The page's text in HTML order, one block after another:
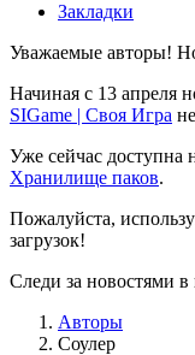
Закладки
Уважаемые авторы!
Начиная с 13 апреля
SIGame | Своя Игра
Уже сейчас доступна
Хранилище паков.
Пожалуйста,
загрузок!
Следи за новостями
Авторы
Соулер